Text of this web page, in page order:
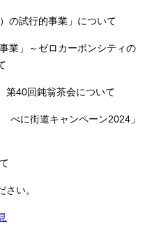
の試行的事業」について
業」～ゼロカーボンシティの
40回鈍翁茶会について
に街道キャンペーン2024」
い。